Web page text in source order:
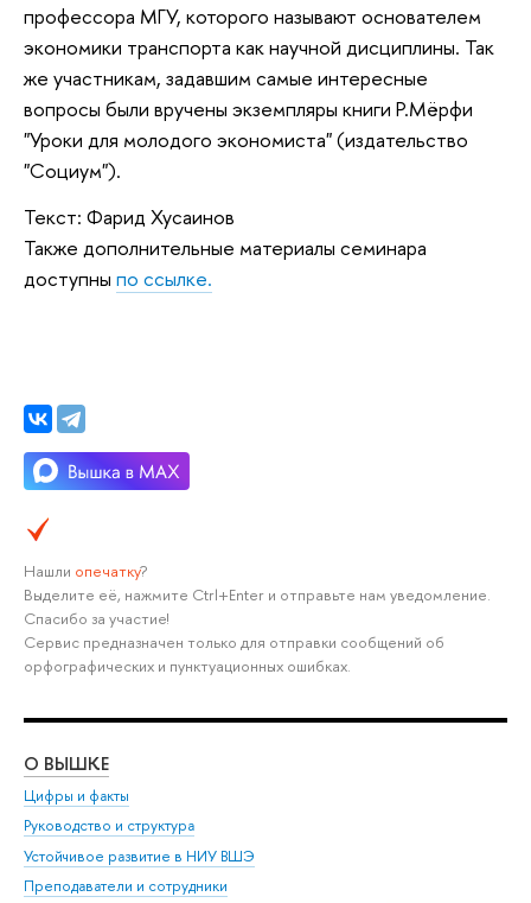
профессора МГУ, которого называют основателем
экономики транспорта как научной дисциплины. Так
же участникам, задавшим самые интересные
вопросы были вручены экземпляры книги Р.Мёрфи
"Уроки для молодого экономиста" (издательство
"Социум").
Текст: Фарид Хусаинов
Также дополнительные материалы семинара
доступны по ссылке.
Нашли опечатку?
Выделите её, нажмите Ctrl+Enter и отправьте нам уведомление.
Спасибо за участие!
Сервис предназначен только для отправки сообщений об
орфографических и пунктуационных ошибках.
О ВЫШКЕ
Цифры и факты
Руководство и структура
Устойчивое развитие в НИУ ВШЭ
Преподаватели и сотрудники